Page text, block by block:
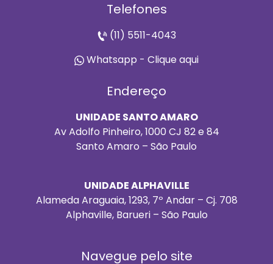
Telefones
(11) 5511-4043
Whatsapp - Clique aqui
Endereço
UNIDADE SANTO AMARO
Av Adolfo Pinheiro, 1000 CJ 82 e 84
Santo Amaro – São Paulo
UNIDADE ALPHAVILLE
Alameda Araguaia, 1293, 7º Andar – Cj. 708
Alphaville, Barueri – São Paulo
Navegue pelo site